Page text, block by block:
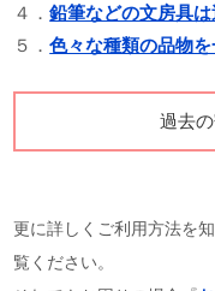
４．鉛筆などの文房具
５．色々な種類の品物
過去
更に詳しくご利用方法を
覧ください。